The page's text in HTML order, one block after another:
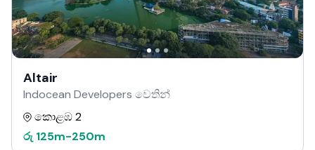
Altair
Indocean Developers වෙතින්
කොළඹ 2
රු 125m-250m